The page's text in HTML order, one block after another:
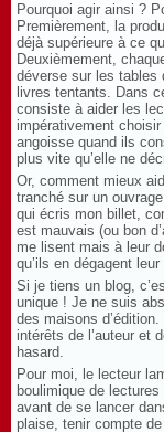
Pourquoi agir ainsi ?
Premièrement, la
déjà supérieure à ce
Deuxièmement,
déverse sur les tables
livres tentants. Dans
consiste à aider les
impérativement
angoisse quand ils
plus vite qu’elle ne
Or, comment mieux
tranché sur un
qui écris mon billet,
est mauvais (ou bon
me lisent mais à leur
qu’ils en dégagent
Si je tiens un blog,
unique ! Je ne suis
des maisons
intérêts de l’auteur et
hasard.
Pour moi, le lecteur
boulimique de
avant de se lancer
plaise, tenir compte